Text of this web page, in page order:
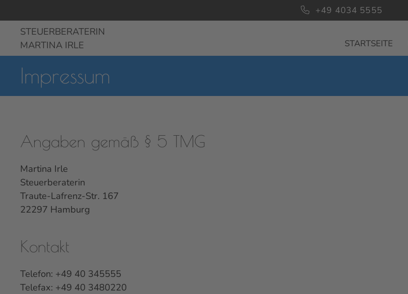
+49 4034 5555
STEUERBERATERIN
MARTINA IRLE
STARTSEITE
Impressum
Angaben gemäß § 5 TMG
Martina Irle
Steuerberaterin
Traute-Lafrenz-Str. 167
22297 Hamburg
Kontakt
Telefon: +49 40 345555
Telefax: +49 40 3480220